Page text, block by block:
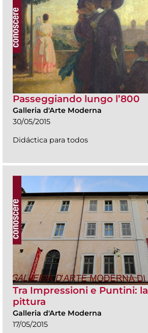
Passeggiando lungo l’800
Galleria d'Arte Moderna
30/05/2015
Didáctica para todos
Tra Impressioni e Puntini:
pittura
Galleria d'Arte Moderna
17/05/2015